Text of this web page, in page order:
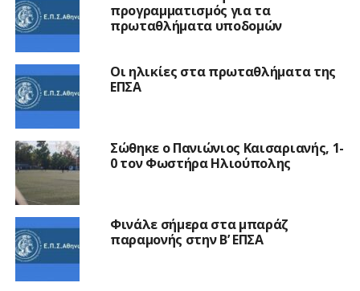
προγραμματισμός για τα
πρωταθλήματα υποδομών
Οι ηλικίες στα πρωταθλήματα της
ΕΠΣΑ
Σώθηκε ο Πανιώνιος Καισαριανής, 1-
0 τον Φωστήρα Ηλιούπολης
Φινάλε σήμερα στα μπαράζ
παραμονής στην Β’ ΕΠΣΑ